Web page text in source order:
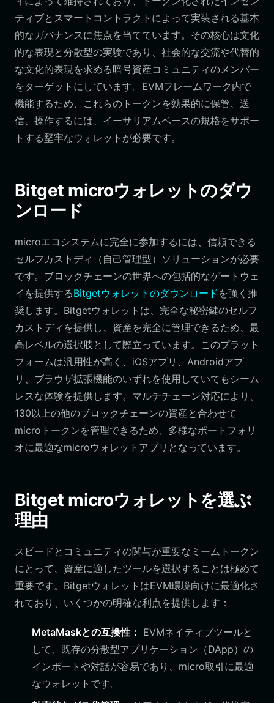
ティブとスマートコントラクトによって実装される基本
的なガバナンスに焦点を当てています。その核心は文化
的な表現と分散型の実験であり、社会的な交流や代替的
な文化的表現を求める暗号資産コミュニティのメンバー
をターゲットにしています。EVMフレームワーク内で
機能するため、これらのトークンを効果的に保管、送
信、操作するには、イーサリアムベースの規格をサポー
トする堅牢なウォレットが必要です。
Bitget microウォレットのダウ
ンロード
microエコシステムに完全に参加するには、信頼できる
セルフカストディ（自己管理型）ソリューションが必要
です。ブロックチェーンの世界への包括的なゲートウェ
イを提供するBitgetウォレットのダウンロード を強く推
奨します。Bitgetウォレットは、完全な秘密鍵のセルフ
カストディを提供し、資産を完全に管理できるため、最
高レベルの選択肢として際立っています。このプラット
フォームは汎用性が高く、iOSアプリ、Androidアプ
リ、ブラウザ拡張機能のいずれを使用していてもシーム
レスな体験を提供します。マルチチェーン対応により、
130以上の他のブロックチェーンの資産と合わせて
microトークンを管理できるため、多様なポートフォリ
オに最適なmicroウォレットアプリとなっています。
Bitget microウォレットを選ぶ
理由
スピードとコミュニティの関与が重要なミームトークン
にとって、資産に適したツールを選択することは極めて
重要です。BitgetウォレットはEVM環境向けに最適化さ
れており、いくつかの明確な利点を提供します：
MetaMaskとの互換性： EVMネイティブツールと
して、既存の分散型アプリケーション（DApp）の
インポートや対話が容易であり、micro取引に最適
なウォレットです。